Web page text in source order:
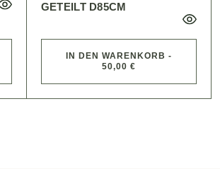
GETEILT D85CM
IN DEN WARENKORB -
50,00 €